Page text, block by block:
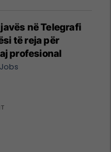
në Telegrafi
të reja për
profesional